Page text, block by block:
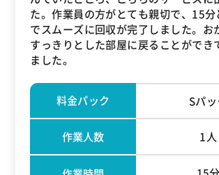
た。作業員の方がとても親切で、15
でスムーズに回収が完了しました。お
すっきりとした部屋に戻ることができ
ました。
料金パック Sパ
作業人数 1人